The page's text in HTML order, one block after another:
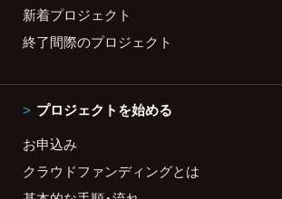
新着プロジェクト
終了間際のプロジェクト
プロジェクトを始める
お申込み
クラウドファンディングとは